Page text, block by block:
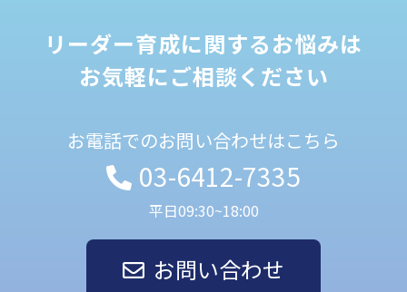
リーダー育成に関するお悩みは
お気軽にご相談ください
お電話でのお問い合わせはこちら
03-6412-7335
平日09:30~18:00
お問い合わせ